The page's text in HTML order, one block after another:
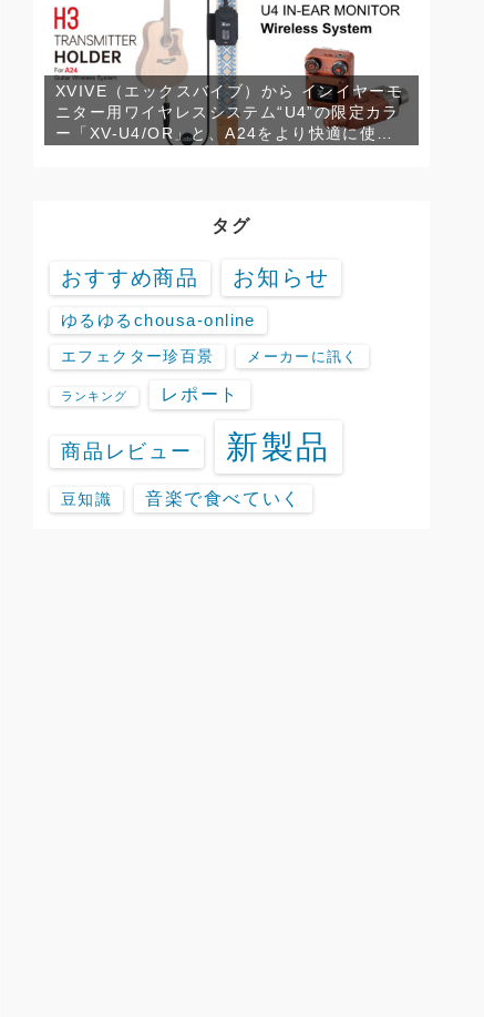
XVIVE（エックスバイブ）から インイヤーモ
ニター用ワイヤレスシステム“U4”の限定カラ
ー「XV-U4/OR」と、A24をより快適に使用
タグ
おすすめ商品 お知らせ
ゆるゆるchousa-online
エフェクター珍百景 メーカーに訊く
ランキング レポート
商品レビュー 新製品
豆知識 音楽で食べていく